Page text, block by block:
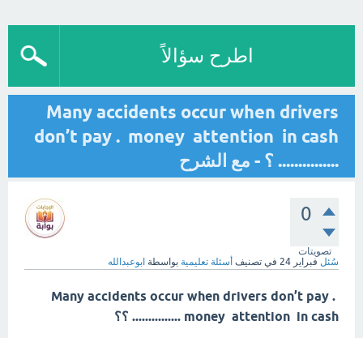
اطرح سؤالاً
Many accidents occur when drivers
don’t pay . money attention in cash
............... ؟ - مع الشرح
0
تصويتات
سُئل فبراير 24 في تصنيف أسئلة تعليمية بواسطة ابوعبدالله
Many accidents occur when drivers don’t pay .
money attention in cash ............... ؟؟